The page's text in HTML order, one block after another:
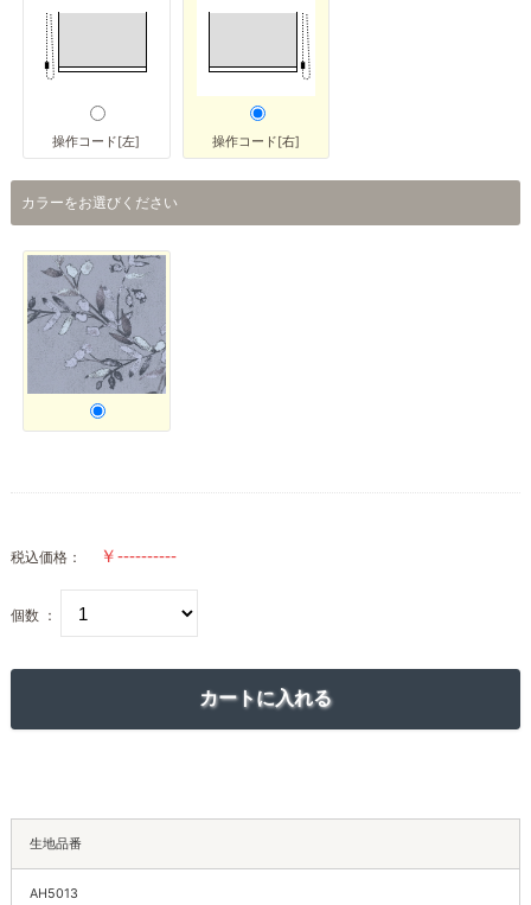
操作コード[左] 操作コード[右]
カラーをお選びください
税込価格：
個数 ：
生地品番
AH5013